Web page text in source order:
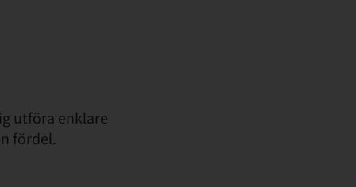
utföra enklare
fördel.